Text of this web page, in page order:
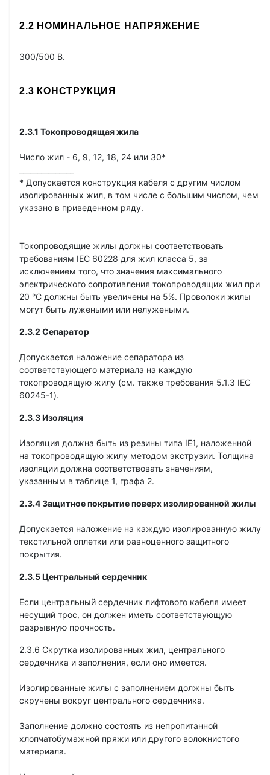
2.2 НОМИНАЛЬНОЕ НАПРЯЖЕНИЕ
300/500 В.
2.3 КОНСТРУКЦИЯ
2.3.1 Токопроводящая жила
Число жил - 6, 9, 12, 18, 24 или 30*
* Допускается конструкция кабеля с другим числом
изолированных жил, в том числе с большим числом, чем
указано в приведенном ряду.
Токопроводящие жилы должны соответствовать
требованиям IEC 60228 для жил класса 5, за
исключением того, что значения максимального
электрического сопротивления токопроводящих жил при
20 °С должны быть увеличены на 5%. Проволоки жилы
могут быть лужеными или нелужеными.
2.3.2 Сепаратор
Допускается наложение сепаратора из
соответствующего материала на каждую
токопроводящую жилу (см. также требования 5.1.3 IEC
60245-1).
2.3.3 Изоляция
Изоляция должна быть из резины типа IE1, наложенной
на токопроводящую жилу методом экструзии. Толщина
изоляции должна соответствовать значениям,
указанным в таблице 1, графа 2.
2.3.4 Защитное покрытие поверх изолированной жилы
Допускается наложение на каждую изолированную жилу
текстильной оплетки или равноценного защитного
покрытия.
2.3.5 Центральный сердечник
Если центральный сердечник лифтового кабеля имеет
несущий трос, он должен иметь соответствующую
разрывную прочность.
2.3.6 Скрутка изолированных жил, центрального
сердечника и заполнения, если оно имеется.
Изолированные жилы с заполнением должны быть
скручены вокруг центрального сердечника.
Заполнение должно состоять из непропитанной
хлопчатобумажной пряжи или другого волокнистого
материала.